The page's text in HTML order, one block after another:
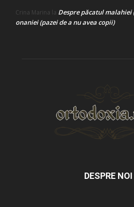
Crina Marina la Despre păcatul
onaniei (pazei de a nu avea copii)
DESPRE NOI